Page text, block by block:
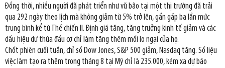
Đồng thời, nhiều người đã phát triển như vũ bão tại một thị trường đã trải
qua 292 ngày theo lịch mà không giảm từ 5% trở lên, gần gấp ba lần mức
trung bình kể từ Thế chiến II. Định giá tăng, tăng trưởng kinh tế giảm và các
dấu hiệu dư thừa đầu cơ chỉ làm tăng thêm mối lo ngại của họ.
Chốt phiên cuối tuần, chỉ số Dow Jones, S&P 500 giảm, Nasdaq tăng. Số liệu
việc làm tạo ra thêm trong tháng 8 tại Mỹ chỉ là 235.000, kém xa dự báo